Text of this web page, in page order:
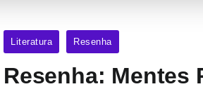
Literatura Resenha
Resenha: Mentes